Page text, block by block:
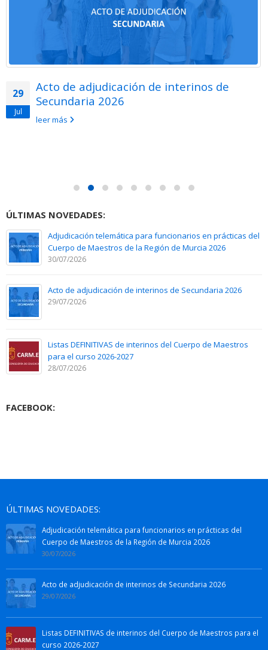
29
Jul
Acto de adjudicación de interinos de
Secundaria 2026
leer más
ÚLTIMAS NOVEDADES:
Adjudicación telemática para funcionarios en prácticas del
Cuerpo de Maestros de la Región de Murcia 2026
30/07/2026
Acto de adjudicación de interinos de Secundaria 2026
29/07/2026
Listas DEFINITIVAS de interinos del Cuerpo de Maestros
para el curso 2026-2027
28/07/2026
FACEBOOK:
ÚLTIMAS NOVEDADES:
Adjudicación telemática para funcionarios en prácticas del
Cuerpo de Maestros de la Región de Murcia 2026
30/07/2026
Acto de adjudicación de interinos de Secundaria 2026
29/07/2026
Listas DEFINITIVAS de interinos del Cuerpo de Maestros para el
curso 2026-2027